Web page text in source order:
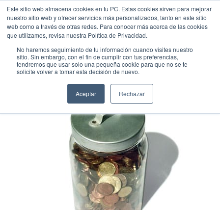
Este sitio web almacena cookies en tu PC. Estas cookies sirven para mejorar
nuestro sitio web y ofrecer servicios más personalizados, tanto en este sitio
web como a través de otras redes. Para conocer más acerca de las cookies
que utilizamos, revisa nuestra Política de Privacidad.
No haremos seguimiento de tu información cuando visites nuestro
sitio. Sin embargo, con el fin de cumplir con tus preferencias,
tendremos que usar solo una pequeña cookie para que no se te
solicite volver a tomar esta decisión de nuevo.
Aceptar Rechazar